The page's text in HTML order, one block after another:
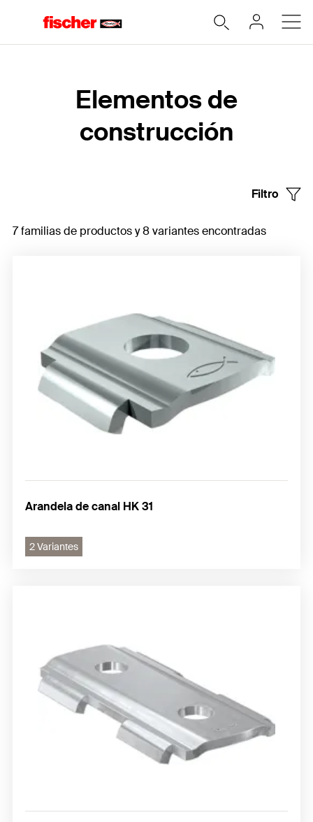
Elementos de
construcción
Filtro
7 familias de productos y 8 variantes encontradas
Arandela de canal HK 31
2 Variantes